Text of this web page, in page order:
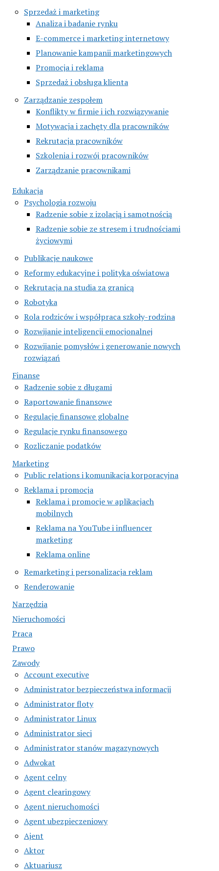
Sprzedaż i marketing
Analiza i badanie rynku
E-commerce i marketing internetowy
Planowanie kampanii marketingowych
Promocja i reklama
Sprzedaż i obsługa klienta
Zarządzanie zespołem
Konflikty w firmie i ich rozwiązywanie
Motywacja i zachęty dla pracowników
Rekrutacja pracowników
Szkolenia i rozwój pracowników
Zarządzanie pracownikami
Edukacja
Psychologia rozwoju
Radzenie sobie z izolacją i samotnością
Radzenie sobie ze stresem i trudnościami
życiowymi
Publikacje naukowe
Reformy edukacyjne i polityka oświatowa
Rekrutacja na studia za granicą
Robotyka
Rola rodziców i współpraca szkoły-rodzina
Rozwijanie inteligencji emocjonalnej
Rozwijanie pomysłów i generowanie nowych
rozwiązań
Finanse
Radzenie sobie z długami
Raportowanie finansowe
Regulacje finansowe globalne
Regulacje rynku finansowego
Rozliczanie podatków
Marketing
Public relations i komunikacja korporacyjna
Reklama i promocja
Reklama i promocje w aplikacjach
mobilnych
Reklama na YouTube i influencer
marketing
Reklama online
Remarketing i personalizacja reklam
Renderowanie
Narzędzia
Nieruchomości
Praca
Prawo
Zawody
Account executive
Administrator bezpieczeństwa informacji
Administrator floty
Administrator Linux
Administrator sieci
Administrator stanów magazynowych
Adwokat
Agent celny
Agent clearingowy
Agent nieruchomości
Agent ubezpieczeniowy
Ajent
Aktor
Aktuariusz